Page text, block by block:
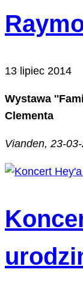
13 lipiec 2014
Wystawa
Clementa
Vianden, 23-